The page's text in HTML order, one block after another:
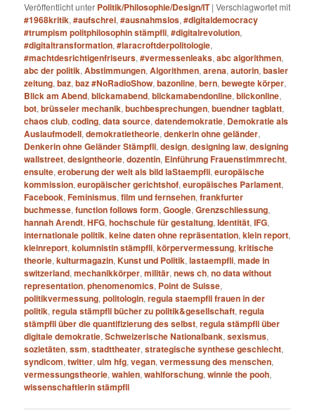
Veröffentlicht unter Politik/Philosophie/Design/IT |Verschlagwortet mit
#1968kritik,#aufschrei,#ausnahmslos,#digitaldemocracy
#trumpism politphilosophin stämpfli,#digitalrevolution,
#digitaltransformation,#laracroftderpolitologie,
#machtdesrichtigenfriseurs,#vermessenleaks,abc algorithmen,
abc der politik,Abstimmungen,Algorithmen,arena,autorin,basler
zeitung,baz,baz #NoRadioShow,bazonline,bern,bewegte körper,
Blick am Abend,blickamabend,blickamabendonline,blickonline,
bot,brüsseler mechanik,buchbesprechungen,buendner tagblatt,
chaos club,coding,data source,datendemokratie, Demokratie als
Auslaufmodell,demokratietheorie,denkerin ohne geländer,
Denkerin ohne Geländer Stämpfli,design,designing law,designing
wallstreet,designtheorie,dozentin, Einführung Frauenstimmrecht,
ensuite,eroberung der welt als bild laStaempfli,europäische
kommission,europäischer gerichtshof,europäisches Parlament,
Facebook,Feminismus,film und fernsehen,frankfurter
buchmesse,function follows form,Google,Grenzschliessung,
hannah Arendt,HFG,hochschule für gestaltung,Identität,IFG,
internationale politik,keine daten ohne repräsentation,klein report,
kleinreport,kolumnistin stämpfli,körpervermessung,kritische
theorie,kulturmagazin,Kunst und Politik,lastaempfli,made in
switzerland,mechanikkörper,militär,news ch,no data without
representation,phenomenomics, Point de Suisse,
politikvermessung,politologin,regula staempfli frauen in der
politik,regula stämpfli bücher zu politik&gesellschaft,regula
stämpfli über die quantifizierung des selbst,regula stämpfli über
digitale demokratie,Schweizerische Nationalbank,sexismus,
sozietäten,ssm,stadttheater,strategische synthese geschlecht,
syndicom,twitter,ulm hfg,vegan,vermessung des menschen,
vermessungstheorie,wahlen,wahlforschung,winnie the pooh,
wissenschaftlerin stämpfli